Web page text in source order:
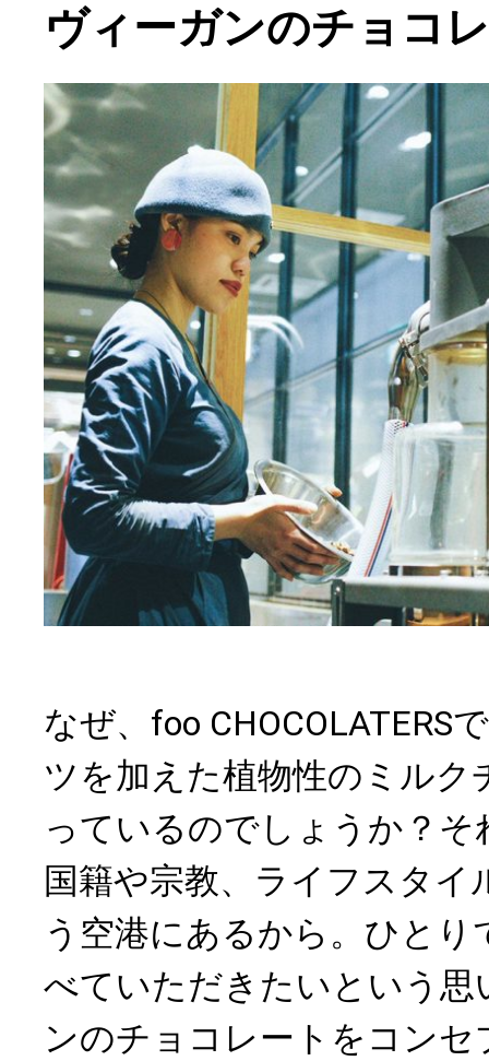
ヴィーガンのチョコ
なぜ、foo CHOCOLATERS
ツを加えた植物性のミルク
っているのでしょうか？
国籍や宗教、ライフスタイ
う空港にあるから。ひとり
べていただきたいという思
ンのチョコレートをコン